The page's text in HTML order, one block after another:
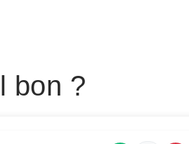
bon ?